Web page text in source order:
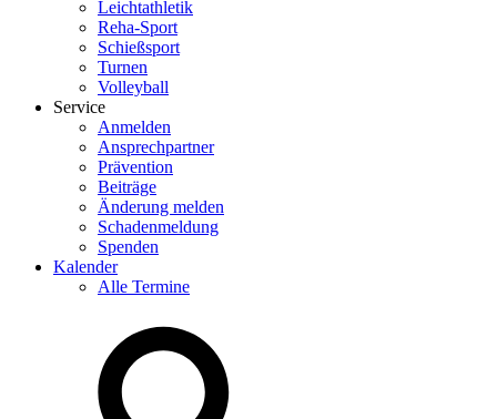
Leichtathletik
Reha-Sport
Schießsport
Turnen
Volleyball
Service
Anmelden
Ansprechpartner
Prävention
Beiträge
Änderung melden
Schadenmeldung
Spenden
Kalender
Alle Termine